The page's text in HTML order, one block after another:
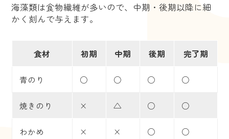
海藻類は食物繊維が多いので、中期・後期以降に細
かく刻んで与えます。
食材 初期 中期 後期 完了期
青のり ○ ○ ○ ○
焼きのり × △ ○ ○
わかめ × × ○ ○